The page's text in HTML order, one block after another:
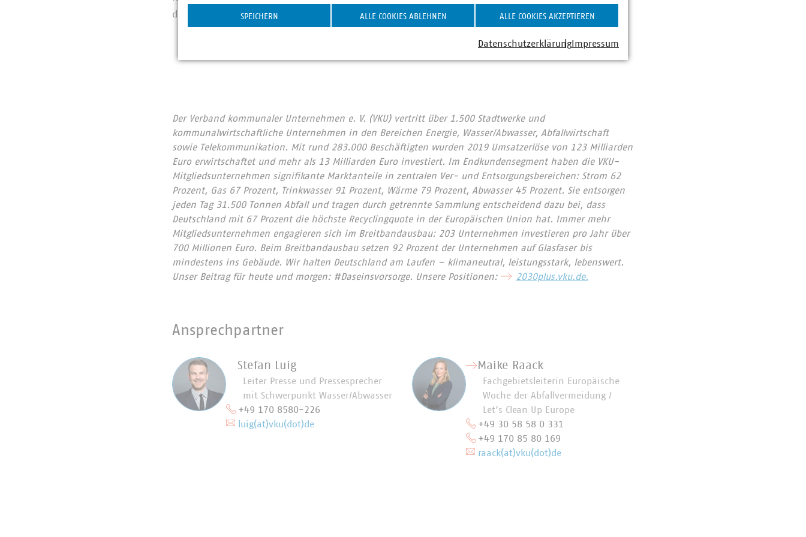
derzeit bei knapp 80 Euro pro Tonne.
Der Verband kommunaler Unternehmen e. V. (VKU) vertritt über 1.500 Stadtwerke und
kommunalwirtschaftliche Unternehmen in den Bereichen Energie, Wasser/Abwasser, Abfallwirtschaft
sowie Telekommunikation. Mit rund 283.000 Beschäftigten wurden 2019 Umsatzerlöse von 123 Milliarden
Euro erwirtschaftet und mehr als 13 Milliarden Euro investiert. Im Endkundensegment haben die VKU-
Mitgliedsunternehmen signifikante Marktanteile in zentralen Ver- und Entsorgungsbereichen: Strom 62
Prozent, Gas 67 Prozent, Trinkwasser 91 Prozent, Wärme 79 Prozent, Abwasser 45 Prozent. Sie entsorgen
jeden Tag 31.500 Tonnen Abfall und tragen durch getrennte Sammlung entscheidend dazu bei, dass
Deutschland mit 67 Prozent die höchste Recyclingquote in der Europäischen Union hat. Immer mehr
Mitgliedsunternehmen engagieren sich im Breitbandausbau: 203 Unternehmen investieren pro Jahr über
700 Millionen Euro. Beim Breitbandausbau setzen 92 Prozent der Unternehmen auf Glasfaser bis
mindestens ins Gebäude. Wir halten Deutschland am Laufen – klimaneutral, leistungsstark, lebenswert.
Unser Beitrag für heute und morgen: #Daseinsvorsorge. Unsere Positionen:
2030plus.vku.de.
Ansprechpartner
Stefan Luig
Leiter Presse und Pressesprecher
mit Schwerpunkt Wasser/Abwasser
+49 170 8580-226
luig(at)vku(dot)de
Maike Raack
Fachgebietsleiterin Europäische
Woche der Abfallvermeidung /
Let’s Clean Up Europe
+49 30 58 58 0 331
+49 170 85 80 169
raack(at)vku(dot)de
SPEICHERN ALLE COOKIES ABLEHNEN ALLE COOKIES AKZEPTIEREN
Datenschutzerklärung Impressum